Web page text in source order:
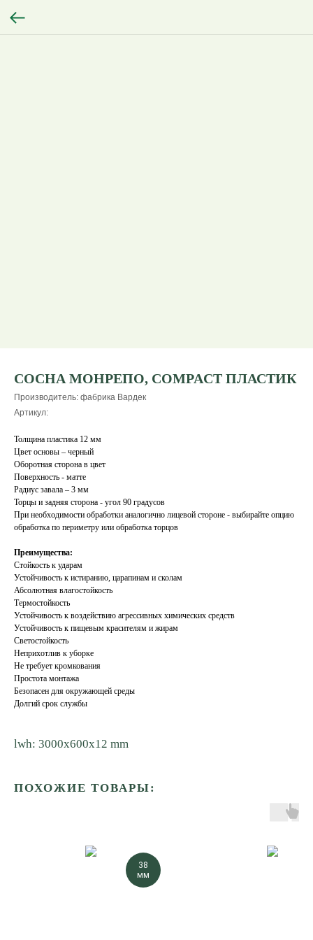
СОСНА МОНРЕПО, COMPACT ПЛАСТИК
Производитель: фабрика Вардек
Артикул:
Толщина пластика 12 мм
Цвет основы – черный
Оборотная сторона в цвет
Поверхность - матте
Радиус завала – 3 мм
Торцы и задняя сторона - угол 90 градусов
При необходимости обработки аналогично лицевой стороне - выбирайте опцию
обработка по периметру или обработка торцов
Преимущества:
Стойкость к ударам
Устойчивость к истиранию, царапинам и сколам
Абсолютная влагостойкость
Термостойкость
Устойчивость к воздействию агрессивных химических средств
Устойчивость к пищевым красителям и жирам
Светостойкость
Неприхотлив к уборке
Не требует кромкования
Простота монтажа
Безопасен для окружающей среды
Долгий срок службы
lwh: 3000x600x12 mm
ПОХОЖИЕ ТОВАРЫ:
38
мм